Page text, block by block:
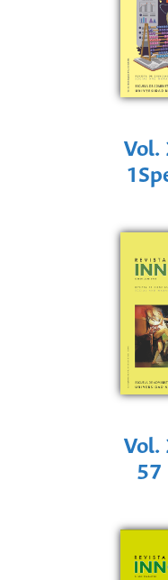
Vol.
Vol.
57